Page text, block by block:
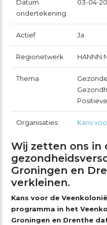
Datum
ondertekening
03-04-
Actief Ja
Regionetwerk HANNN
Thema
Organisaties Kans
Wij zetten ons in
Groningen en
verkleinen.
Kans voor de
programma in het
Groningen en Drenthe